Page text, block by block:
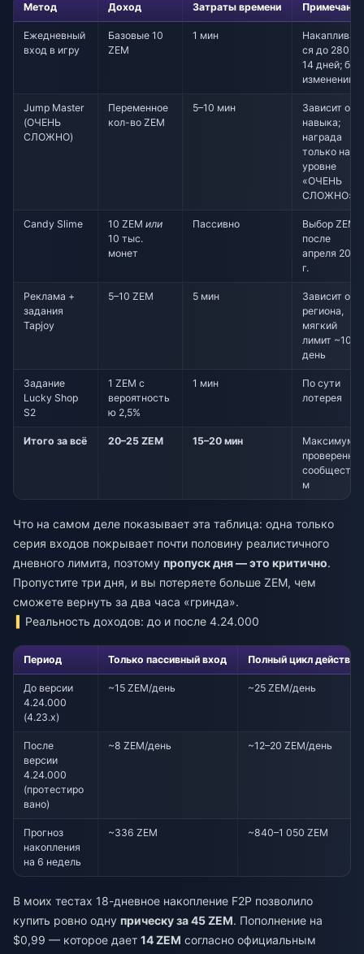
Метод Доход Затраты времени Примечания
Ежедневный
вход в игру
Базовые 10
ZEM
1 мин
ся до 280 за
14 дней; без
изменений
Jump Master
(ОЧЕНЬ
СЛОЖНО)
Переменное
кол-во ZEM
5–10 мин
Зависит от
навыка;
награда
только на
уровне
«ОЧЕНЬ
СЛОЖНО»
Candy Slime 10 ZEMили
10 тыс.
монет
Пассивно
Выбор ZEM
после
апреля 2026
г.
Реклама +
задания
Tapjoy
5–10 ZEM 5 мин
Зависит от
региона,
мягкий
лимит ~10 в
день
Задание
Lucky Shop
S2
1 ZEM с
вероятность
ю 2,5%
1 мин
По сути
лотерея
Итого за всё 20–25 ZEM 15–20 мин
Максимум,
сообщество
м
Что на самом деле показывает эта таблица: одна только
серия входов покрывает почти половину реалистичного
дневного лимита, поэтому пропуск дня — это критично.
Пропустите три дня, и вы потеряете больше ZEM, чем
сможете вернуть за два часа «гринда».
Реальность доходов: до и после 4.24.000
Период Только пассивный вход Полный цикл действий
До версии
4.24.000
(4.23.x)
~15 ZEM/день ~25 ZEM/день
После
версии
4.24.000
(протестиро
вано)
~8 ZEM/день ~12–20 ZEM/день
Прогноз
накопления
на 6 недель
~336 ZEM ~840–1 050 ZEM
В моих тестах 18-дневное накопление F2P позволило
купить ровно одну прическу за 45 ZEM. Пополнение на
$0,99 — которое дает 14 ZEM согласно официальным